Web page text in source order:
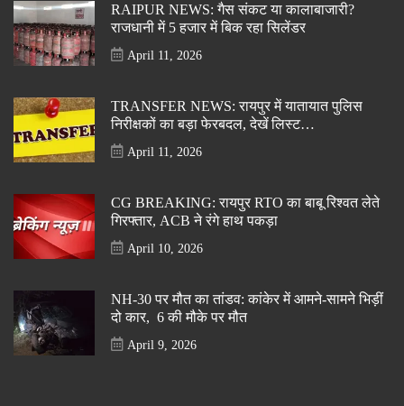
RAIPUR NEWS: गैस संकट या कालाबाजारी?
राजधानी में 5 हजार में बिक रहा सिलेंडर
April 11, 2026
TRANSFER NEWS: रायपुर में यातायात पुलिस
निरीक्षकों का बड़ा फेरबदल, देखें लिस्ट…
April 11, 2026
CG BREAKING: रायपुर RTO का बाबू रिश्वत लेते
गिरफ्तार, ACB ने रंगे हाथ पकड़ा
April 10, 2026
NH-30 पर मौत का तांडव: कांकेर में आमने-सामने भिड़ीं
दो कार, 6 की मौके पर मौत
April 9, 2026